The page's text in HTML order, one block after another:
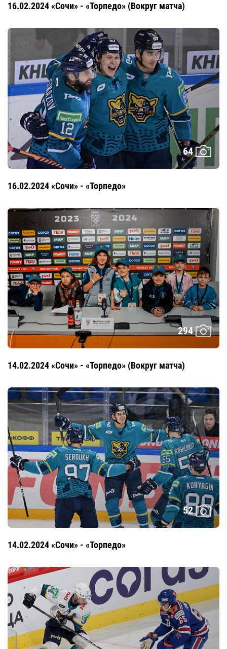
16.02.2024 «Сочи» - «Торпедо» (Вокруг матча)
64
16.02.2024 «Сочи» - «Торпедо»
294
14.02.2024 «Сочи» - «Торпедо» (Вокруг матча)
52
14.02.2024 «Сочи» - «Торпедо»